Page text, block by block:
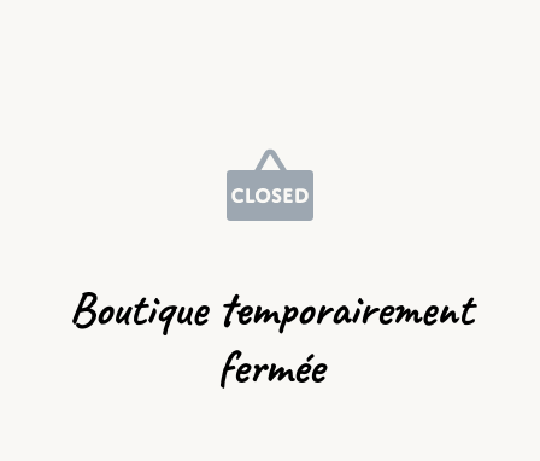
Boutique temporairement
fermée